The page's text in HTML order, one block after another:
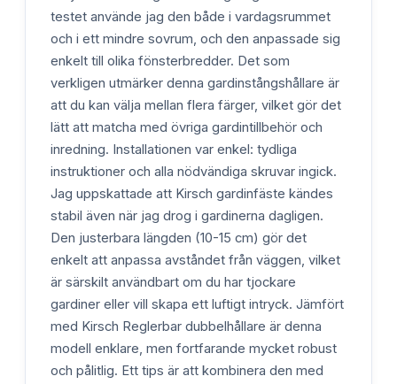
testet använde jag den både i vardagsrummet
och i ett mindre sovrum, och den anpassade sig
enkelt till olika fönsterbredder. Det som
verkligen utmärker denna gardinstångshållare är
att du kan välja mellan flera färger, vilket gör det
lätt att matcha med övriga gardintillbehör och
inredning. Installationen var enkel: tydliga
instruktioner och alla nödvändiga skruvar ingick.
Jag uppskattade att Kirsch gardinfäste kändes
stabil även när jag drog i gardinerna dagligen.
Den justerbara längden (10-15 cm) gör det
enkelt att anpassa avståndet från väggen, vilket
är särskilt användbart om du har tjockare
gardiner eller vill skapa ett luftigt intryck. Jämfört
med Kirsch Reglerbar dubbelhållare är denna
modell enklare, men fortfarande mycket robust
och pålitlig. Ett tips är att kombinera den med